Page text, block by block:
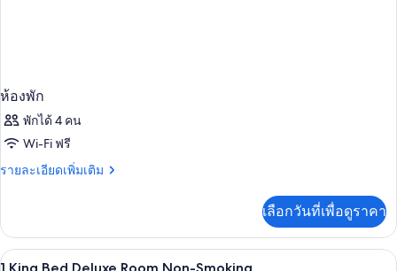
ห้องพัก
พักได้ 4 คน
Wi-Fi ฟรี
รายละเอียดเพิ่มเติม
ราย
เกี่ยว
กับ
ห้อง
เลือกวันที่เพื่อดูราคา
เปิด
ตู้นิรภัยในห้องพัก, โต๊ะทำงาน, ผ้าม่าน
1